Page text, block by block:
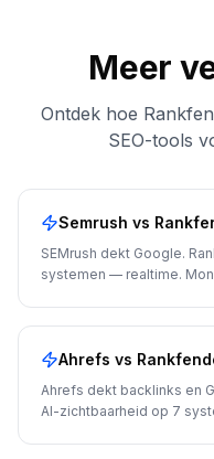
Meer
Ontdek hoe
SEO-tools
Semrush vs
SEMrush dekt Google.
systemen — realtime.
Ahrefs vs
Ahrefs dekt backlinks en
AI-zichtbaarheid op 7